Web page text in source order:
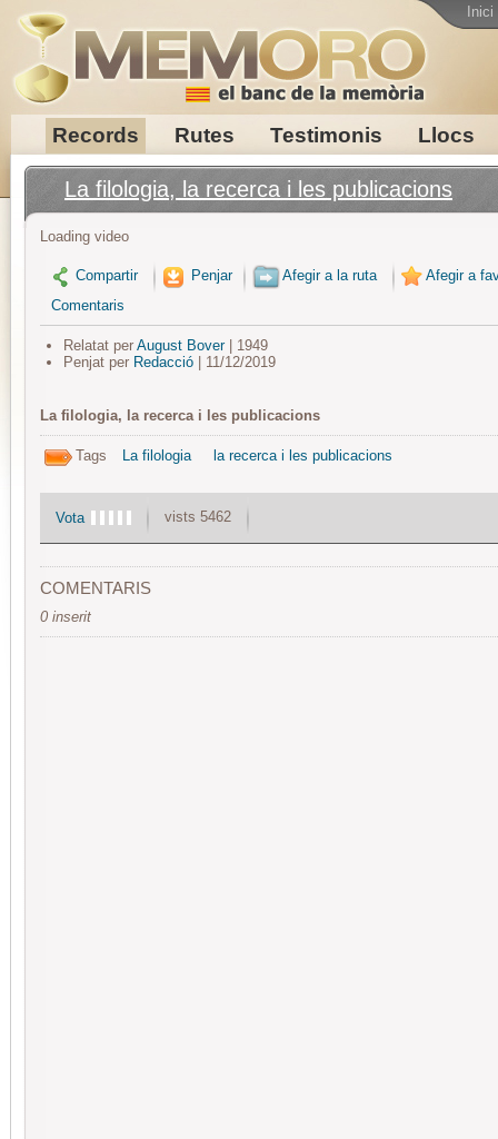
Records Rutes Testimonis Llocs
Inici
La filologia, la recerca i les publicacions
Loading video
Compartir Penjar Afegir a la ruta
Afegir a
Comentaris
Relatat per August Bover| 1949
Penjat per Redacció| 11/12/2019
La filologia, la recerca i les publicacions
Tags La filologia la recerca i les publicacions
Vota vists 5462
COMENTARIS
0 inserit